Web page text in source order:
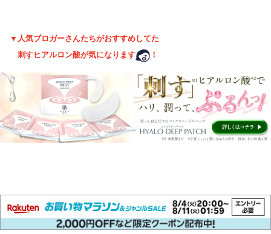
▼人気ブロガーさんたちがおすすめしてた
刺すヒアルロン酸が気になり ます ！